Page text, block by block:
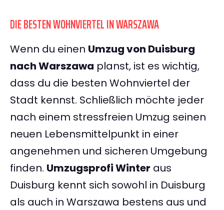
DIE BESTEN WOHNVIERTEL IN WARSZAWA
Wenn du einen Umzug von Duisburg
nach Warszawa planst, ist es wichtig,
dass du die besten Wohnviertel der
Stadt kennst. Schließlich möchte jeder
nach einem stressfreien Umzug seinen
neuen Lebensmittelpunkt in einer
angenehmen und sicheren Umgebung
finden. Umzugsprofi Winter aus
Duisburg kennt sich sowohl in Duisburg
als auch in Warszawa bestens aus und